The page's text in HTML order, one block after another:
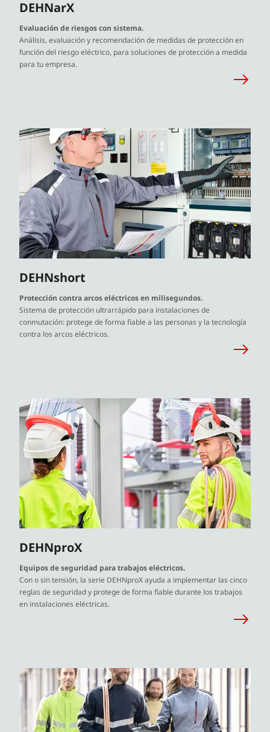
DEHNarX
Evaluación de riesgos con sistema.
Análisis, evaluación y recomendación de medidas de protección en
función del riesgo eléctrico, para soluciones de protección a medida
para tu empresa.
DEHNshort
Protección contra arcos eléctricos en milisegundos.
Sistema de protección ultrarrápido para instalaciones de
conmutación: protege de forma fiable a las personas y la tecnología
contra los arcos eléctricos.
DEHNproX
Equipos de seguridad para trabajos eléctricos.
Con o sin tensión, la serie DEHNproX ayuda a implementar las cinco
reglas de seguridad y protege de forma fiable durante los trabajos
en instalaciones eléctricas.